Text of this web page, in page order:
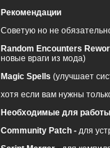
Рекомендации
Советую но не
Random Encounters
новые враги из мода)
Magic Spells (улучшает
хотя если вам нужны
Необходимые для
Community Patch - для